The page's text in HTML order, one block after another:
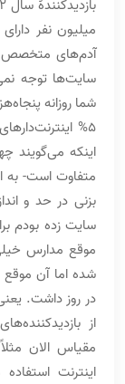
میلیون نفر
آدم‌های متخصص
سایت‌ها توجه
شما روزانه
5%
اینکه می‌گویند
متفاوت است- به
سایت زده بودم
موقع مدارس
شده اما آن موقع
از
مقیاس الان
اینترنت